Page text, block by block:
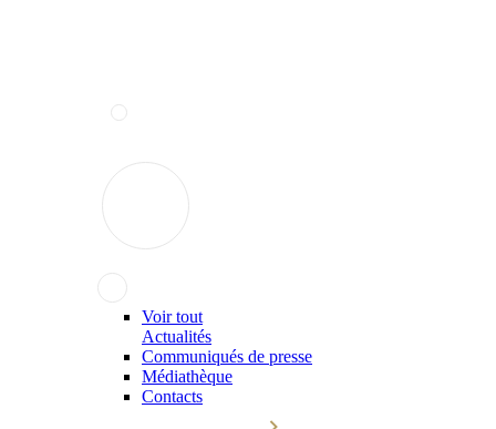
Voir tout
Actualités
Communiqués de presse
Médiathèque
Contacts